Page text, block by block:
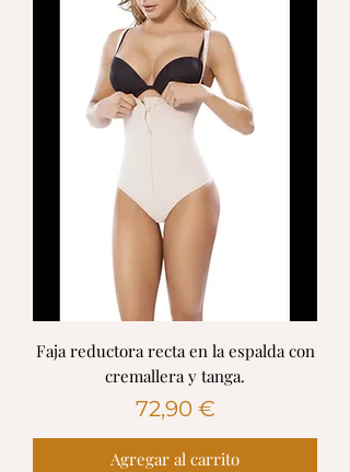
Faja reductora recta en la espalda con
cremallera y tanga.
Precio
72,90 €
Agregar al carrito